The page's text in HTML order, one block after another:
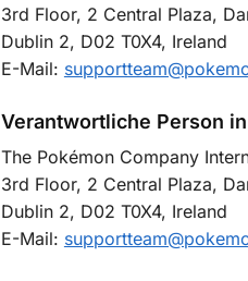
3rd Floor, 2 Central Plaza,
Dublin 2, D02 T0X4, Ireland
E-Mail:
Verantwortliche Person in
The Pokémon Company
3rd Floor, 2 Central Plaza,
Dublin 2, D02 T0X4, Ireland
E-Mail: